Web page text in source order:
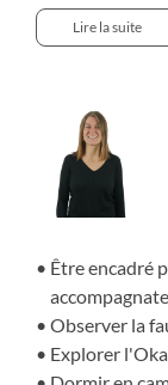
piste, nous
avifaune
au cœur de
d'Afrique,
notre camp de
Lire la suite
Être encadré
Observer la
Explorer